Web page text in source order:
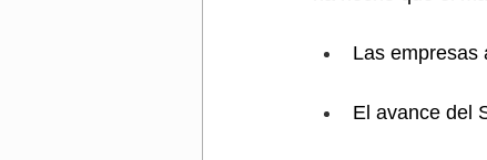
Las empresas
El avance del